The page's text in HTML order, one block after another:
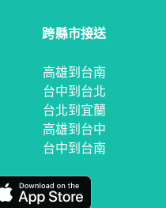
跨縣市接送
高雄到台南
台中到台北
台北到宜蘭
高雄到台中
台中到台南